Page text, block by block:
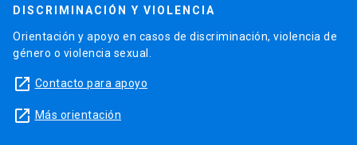
DISCRIMINACIÓN Y VIOLENCIA
Orientación y apoyo en casos de discriminación, violencia de
género o violencia sexual.
launch Contacto para apoyo
launch Más orientación